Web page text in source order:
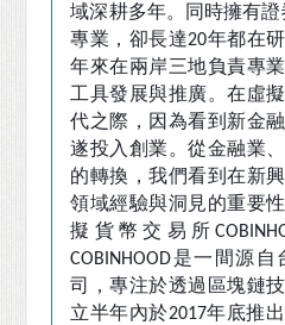
域深耕多年。同時擁有
專業，卻長達20年都在
年來在兩岸三地負責專
工具發展與推廣。在虛
代之際，因為看到新金
遂投入創業。從金融業
的轉換，我們看到在新
領域經驗與洞見的重要
擬貨幣交易所
COBINHOOD是一間源自
司，專注於透過區塊鏈
立半年內於2017年底推